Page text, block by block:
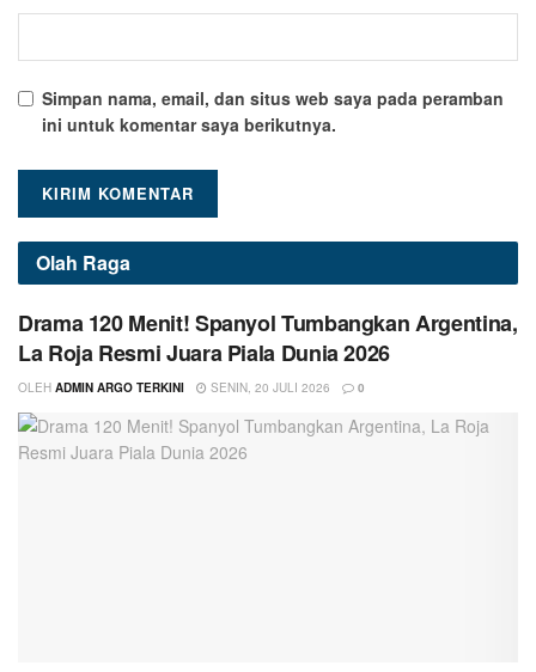
Simpan nama, email, dan situs web saya pada peramban
ini untuk komentar saya berikutnya.
Olah Raga
Drama 120 Menit! Spanyol Tumbangkan Argentina,
La Roja Resmi Juara Piala Dunia 2026
OLEH ADMIN ARGO TERKINI SENIN, 20 JULI 2026 0